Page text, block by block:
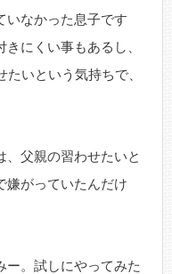
いなかった息子です
にくい事もあるし、
いという気持ちで、
、父親の習わせたいと
嫌がっていたんだけ
ー。試しにやってみた